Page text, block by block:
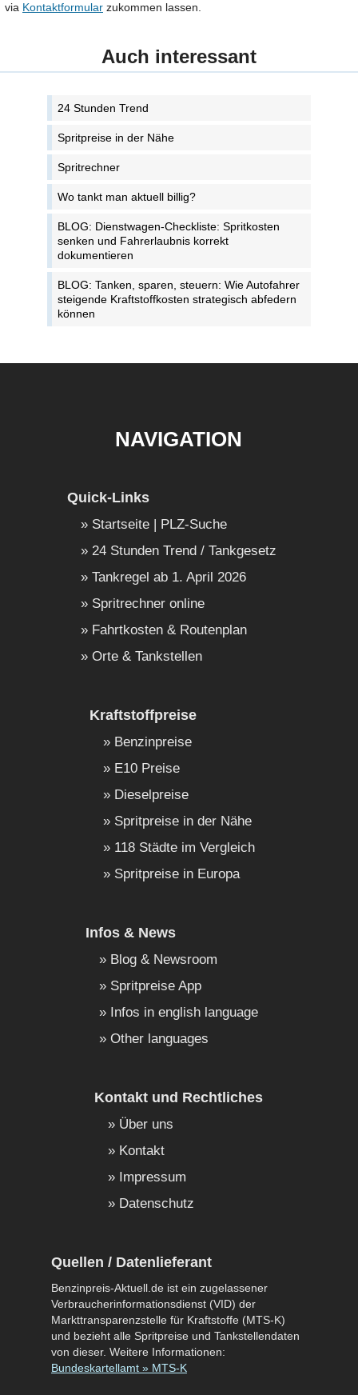
via Kontaktformular zukommen lassen.
Auch interessant
24 Stunden Trend
Spritpreise in der Nähe
Spritrechner
Wo tankt man aktuell billig?
BLOG: Dienstwagen-Checkliste: Spritkosten
senken und Fahrerlaubnis korrekt
dokumentieren
BLOG: Tanken, sparen, steuern: Wie Autofahrer
steigende Kraftstoffkosten strategisch abfedern
können
NAVIGATION
Quick-Links
Startseite | PLZ-Suche
24 Stunden Trend / Tankgesetz
Tankregel ab 1. April 2026
Spritrechner online
Fahrtkosten & Routenplan
Orte & Tankstellen
Kraftstoffpreise
Benzinpreise
E10 Preise
Dieselpreise
Spritpreise in der Nähe
118 Städte im Vergleich
Spritpreise in Europa
Infos & News
Blog & Newsroom
Spritpreise App
Infos in english language
Other languages
Kontakt und Rechtliches
Über uns
Kontakt
Impressum
Datenschutz
Quellen / Datenlieferant
Benzinpreis-Aktuell.de ist ein zugelassener
Verbraucherinformationsdienst (VID) der
Markttransparenzstelle für Kraftstoffe (MTS-K)
und bezieht alle Spritpreise und Tankstellendaten
von dieser. Weitere Informationen:
Bundeskartellamt » MTS-K